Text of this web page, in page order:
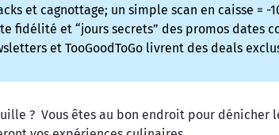
et cagnottage; un simple scan en caisse = -
fidélité et “jours secrets” des promos dates
et TooGoodToGo livrent des deals
? Vous êtes au bon endroit pour